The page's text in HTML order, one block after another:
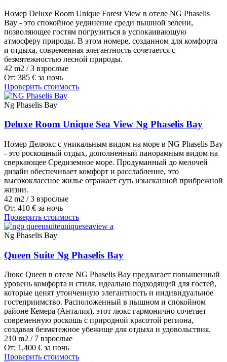
Номер Deluxe Room Unique Forest View в отеле NG Phaselis
Bay - это спокойное уединение среди пышной зелени,
позволяющее гостям погрузиться в успокаивающую
атмосферу природы. В этом номере, созданном для комфорта
и отдыха, современная элегантность сочетается с
безмятежностью лесной природы.
42 m2 /3 взрослые
От: 385 € за ночь
Проверить стоимость
Ng Phaselis Bay
Deluxe Room Unique Sea View Ng Phaselis Bay
Номер Делюкс с уникальным видом на море в NG Phaselis Bay
- это роскошный отдых, дополненный панорамным видом на
сверкающее Средиземное море. Продуманный до мелочей
дизайн обеспечивает комфорт и расслабление, это
высококлассное жилье отражает суть изысканной прибрежной
жизни.
42 m2 /3 взрослые
От: 410 € за ночь
Проверить стоимость
Ng Phaselis Bay
Queen Suite Ng Phaselis Bay
Люкс Queen в отеле NG Phaselis Bay предлагает повышенный
уровень комфорта и стиля, идеально подходящий для гостей,
которые ценят утонченную элегантность и индивидуальное
гостеприимство. Расположенный в пышном и спокойном
районе Кемера (Анталия), этот люкс гармонично сочетает
современную роскошь с природной красотой региона,
создавая безмятежное убежище для отдыха и удовольствия.
210 m2 / 7 взрослые
От: 1,400 € за ночь
Проверить стоимость